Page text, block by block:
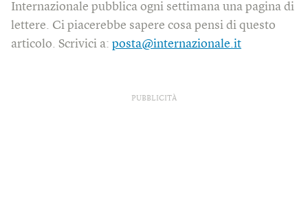
Internazionale pubblica ogni settimana una pagina di
lettere. Ci piacerebbe sapere cosa pensi di questo
articolo. Scrivici a: posta@internazionale.it
PUBBLICITÀ